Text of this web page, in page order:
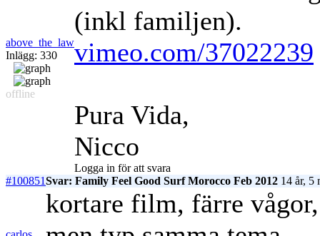
above_the_law
Inlägg: 330
offline
(inkl familjen).
vimeo.com/37022239
Pura Vida,
Nicco
Logga in för att svara
#100851Svar: Family Feel Good Surf Morocco Feb 2012 14 år, 5
kortare film, färre